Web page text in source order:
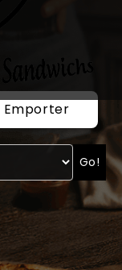
Go!